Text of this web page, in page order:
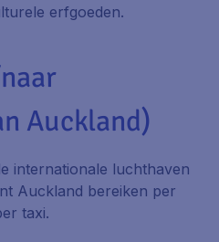
erfgoeden.
Auckland)
internationale luchthaven
Auckland bereiken per
taxi.